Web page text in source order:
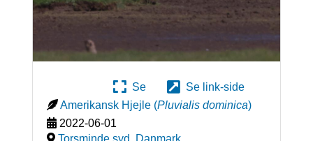
Se
Se link-side
Amerikansk Hjejle (Pluvialis dominica)
2022-06-01